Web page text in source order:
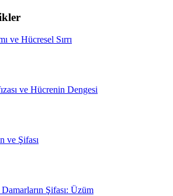
ve Hücresel Sırrı
ve Hücrenin Dengesi
ve Şifası
Şifası: Üzüm